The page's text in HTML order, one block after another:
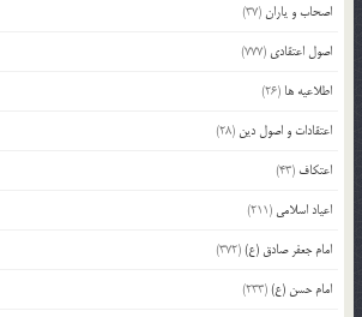
اصحاب و یاران(37)
اصول اعتقادی (777)
اطلاعیه ها (26)
اعتقادات و اصول دین (28)
اعتکاف (43)
اعیاد اسلامی (211)
امام جعفر صادق (ع)(372)
امام حسن (ع)(233)